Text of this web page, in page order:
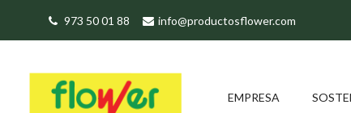
973 50 01 88 info@productosflower.com
EMPRESA